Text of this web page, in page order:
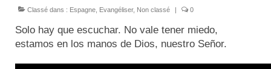
La Congrégation
Classé dans : Espagne Evangéliser, Non classé 0
Solo hay que escuchar. No vale tener miedo,
estamos en los manos de Dios, nuestro Señor.